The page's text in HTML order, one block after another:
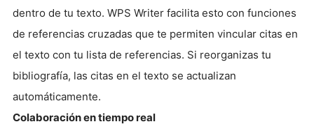
dentro de tu texto. WPS Writer facilita esto con funciones
de referencias cruzadas que te permiten vincular citas en
el texto con tu lista de referencias. Si reorganizas tu
bibliografía, las citas en el texto se actualizan
automáticamente.
Colaboración en tiempo real